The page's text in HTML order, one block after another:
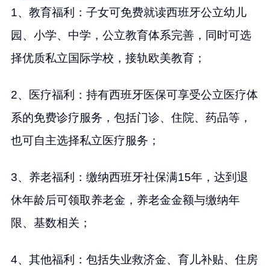
1、教育福利：子女可免费就读西班牙公立幼儿
园、小学、中学，公立教育体系完善，同时可选
择优质私立国际学校，接轨欧美教育；
2、医疗福利：持有西班牙医保可享受公立医疗体
系的免费诊疗服务，包括门诊、住院、药品等，
也可自主选择私立医疗服务；
3、养老福利：缴纳西班牙社保满15年，达到退
休年龄后可领取养老金，养老金金额与缴纳年
限、基数相关；
4、其他福利：包括失业救济金、育儿补贴、住房